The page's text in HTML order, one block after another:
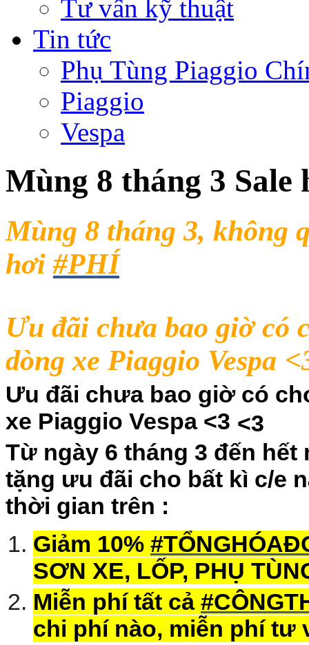
Tư vấn kỹ thuật
Tin tức
Phụ Tùng Piaggio
Piaggio
Vespa
Mùng 8 tháng 3 Sale
Mùng 8 tháng 3, không
hơi #PHÍ
Ưu đãi chưa bao giờ có
dòng xe Piaggio Vespa
Ưu đãi chưa bao giờ có
xe Piaggio Vespa <3 <3
Từ ngày 6 tháng 3 đến hết
tặng ưu đãi cho bất kì c/e
thời gian trên :
Giảm 10% #
SƠN XE, LỐP, PHỤ
Miễn phí tất cả #
chi phí nào, miễn phí tư